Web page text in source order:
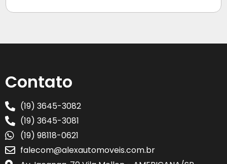
Contato
(19) 3645-3082
(19) 3645-3081
(19) 98118-0621
falecom@alexautomoveis.com.br